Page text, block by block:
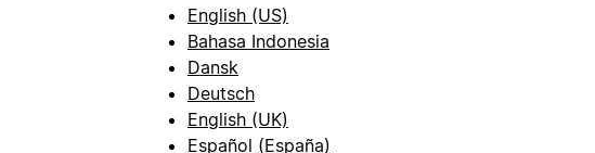
English (US)
Bahasa Indonesia
Dansk
Deutsch
English (UK)
Español (España)